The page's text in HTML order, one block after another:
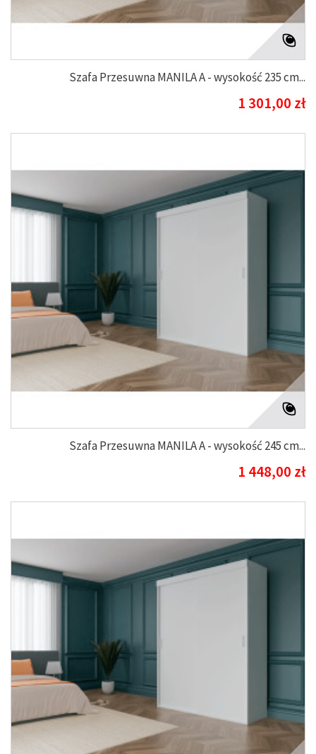
Szafa Przesuwna MANILA A - wysokość 235 cm...
1 301,00 zł
Szafa Przesuwna MANILA A - wysokość 245 cm...
1 448,00 zł